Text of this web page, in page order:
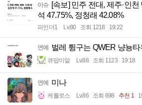
이슈
[속보] 민주 전대, 제주·인
석 47.75%, 정청래 42.08%
파인더1 Lv.80 조회 1218 19:22
연예 벌레 튕구는 QWER 냥뇽타
큐땁이알 Lv.88 조회 1123 19:18
연예 미나
케를로스 Lv.86 조회 698 추천 1